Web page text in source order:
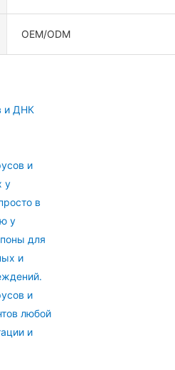
OEM/ODM
и ДНК
и
у
в
у
для
и
и
любой
и